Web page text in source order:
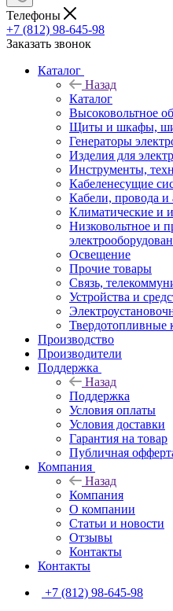
Телефоны
+7 (812) 98-645-98
Заказать звонок
Каталог
Назад
Каталог
Высоковольтное
Щиты и шкафы,
Генераторы
Изделия для
Инструменты,
Кабеленесущие
Кабели, провода и
Климатические и
Низковольтное и
Освещение
Прочие товары
Связь,
Устройства и
Твердотопливные
Производство
Производители
Поддержка
Назад
Поддержка
Условия оплаты
Условия доставки
Гарантия на товар
Публичная
Компания
Назад
Компания
О компании
Статьи и новости
Отзывы
Контакты
Контакты
+7 (812) 98-645-98